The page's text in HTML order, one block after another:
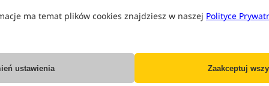
ma temat plików cookies znajdziesz w naszej Polityce
ustawienia Zaakceptuj